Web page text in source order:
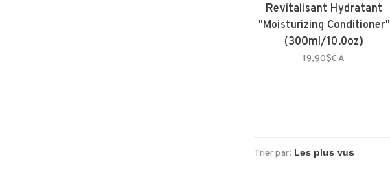
Revitalisant Hydratant
"Moisturizing Conditioner"
(300ml/10.0oz)
19,90$CA
Trier par: